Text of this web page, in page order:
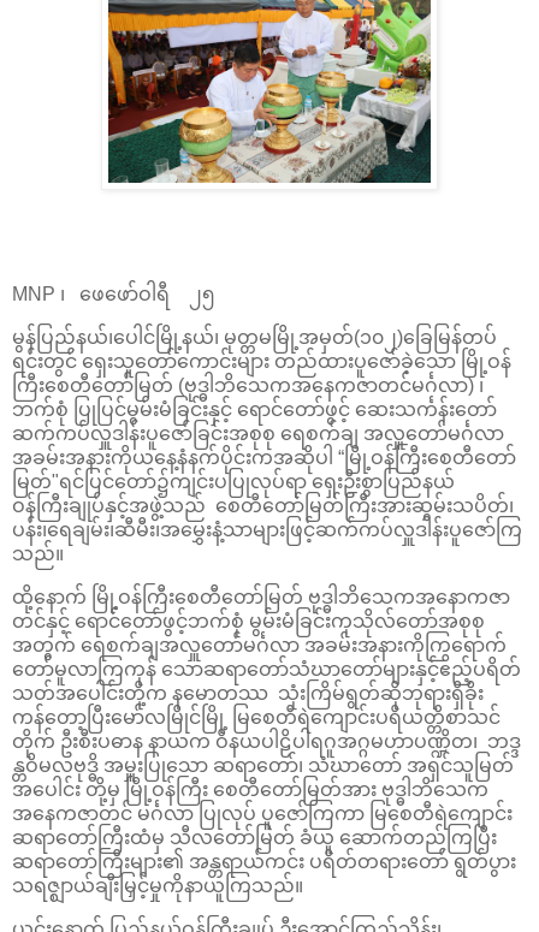
MNP ၊ ဖေဖော်ဝါရီ ၂၅
မွန်ပြည်နယ်၊ပေါင်မြို့နယ်၊ မုတ္တမမြို့အမှတ်(၁၀၂)ခြေမြန်တပ်
ရင်းတွင် ရှေးသူတော်ကောင်းများ တည်ထားပူဇော်ခဲ့သော မြို့ဝန်
ကြီးစေတီတော်မြတ် (ဗုဒ္ဓါဘိသေကအနေကဇာတင်မင်္ဂလာ) ၊
ဘက်စုံ ပြုပြင်မွမ်းမံခြင်းနှင့် ရောင်တော်ဖွင့် ဆေးသင်္ကန်းတော်
ဆက်ကပ်လှူဒါန်းပူဇော်ခြင်းအစုစု ရေစက်ချ အလှူတော်မင်္ဂလာ
အခမ်းအနားကိုယနေ့နံနက်ပိုင်းကအဆိုပါ “မြို့ဝန်ကြီးစေတီတော်
မြတ်"ရင်ပြင်တော်၌ကျင်းပပြုလုပ်ရာ ရှေးဦးစွာပြည်နယ်
ဝန်ကြီးချုပ်နှင့်အဖွဲ့သည် စေတီတော်မြတ်ကြီးအားဆွမ်းသပိတ်၊
ပန်း၊ရေချမ်း၊ဆီမီး၊အမွှေးနံ့သာများဖြင့်ဆက်ကပ်လှူဒါန်းပူဇော်ကြ
သည်။
ထို့နောက် မြို့ဝန်ကြီးစေတီတော်မြတ် ဗုဒ္ဓါဘိသေကအနောကဇာ
တင်နှင့် ရောင်တော်ဖွင့်ဘက်စုံ မွမ်းမံခြင်းကုသိုလ်တော်အစုစု
အတွက် ရေစက်ချအလှူတော်မင်္ဂလာ အခမ်းအနားကိုကြွရောက်
တော်မူလာကြကုန်‌ သောဆရာ‌တော်သံဃာတော်များနှင့်ဧည့်ပရိတ်
သတ်အပေါင်းတို့က နမောတဿ သုံးကြိမ်ရွတ်ဆိုဘုရားရှိခိုး
ကန်တော့ပြီးမော်လမြိုင်မြို့ မြစေတီရဲကျောင်းပရိယတ္တိစာသင်
တိုက် ဦးစီးပဓာန နာယက ဝိနယပါဠိပါရဂူအဂ္ဂမဟာပဏ္ဍိတ၊ ဘဒ္ဒ
န္တဝိမလဗုဒ္ဓိ အမှူးပြုသော ဆရာတော်၊ သံဃာတော် အရှင်သူမြတ်
အပေါင်း တို့မှ မြို့ဝန်ကြီး စေတီတော်မြတ်အား ဗုဒ္ဓါဘိသေက
အနေကဇာတင် မင်္ဂလာ ပြုလုပ် ပူဇော်ကြကာ မြ‌စေတီရဲကျောင်း
ဆရာတော်ကြီးထံမှ သီလတော်မြတ် ခံယူ‌ ဆောက်တည်ကြပြီး
ဆရာတော်ကြီးများ၏ အန္တရာယ်ကင်း ပရိတ်တရားတော် ရွတ်ပွား
သရဇ္ဈာယ်ချီးမြှင့်မှုကိုနာယူကြသည်။